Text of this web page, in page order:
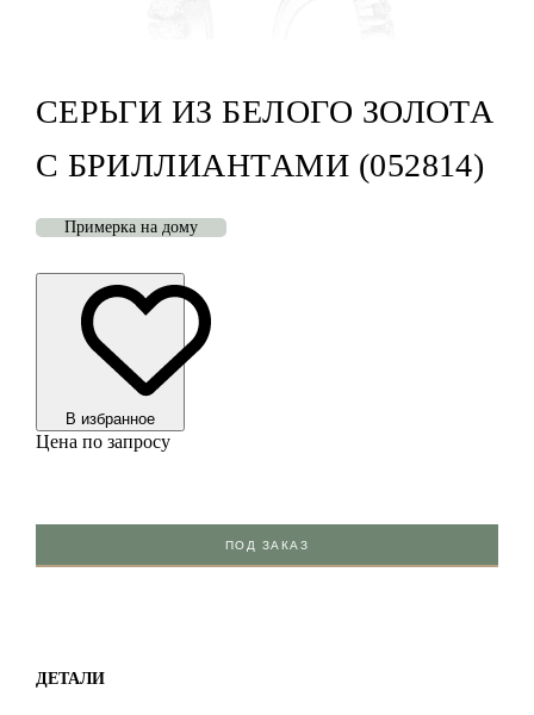
СЕРЬГИ ИЗ БЕЛОГО ЗОЛОТА
С БРИЛЛИАНТАМИ (052814)
Примерка на дому
В избранноe
Цена по запросу
ПОД ЗАКАЗ
ДЕТАЛИ